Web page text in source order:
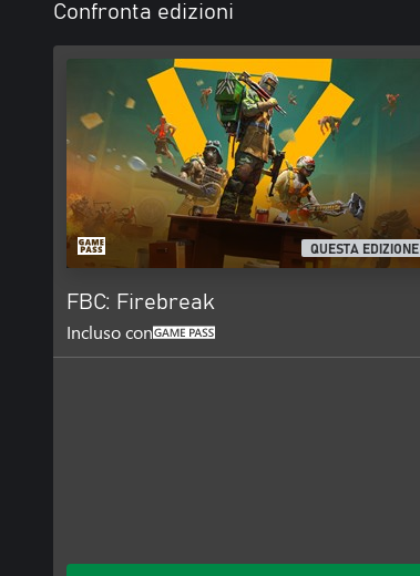
Confronta edizioni
QUESTA EDIZIONE
FBC: Firebreak
Incluso con